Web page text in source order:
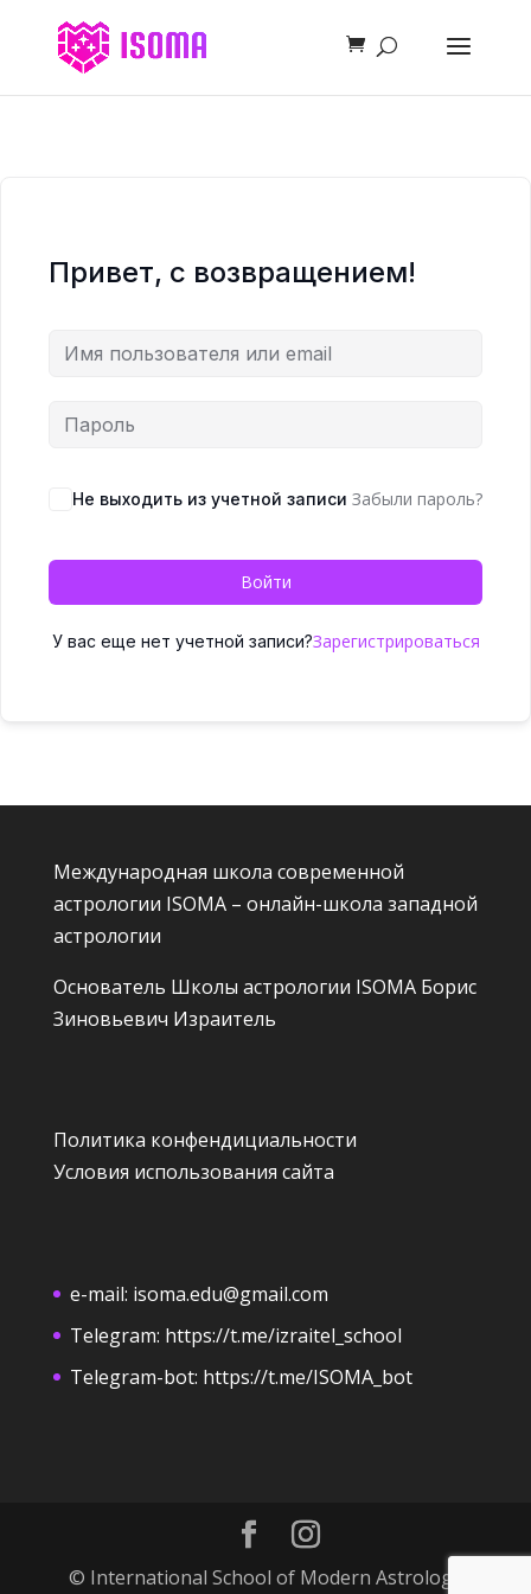
Привет, с возвращением!
Не выходить из учетной записи Забыли пароль?
Войти
У вас еще нет учетной записи?Зарегистрироваться
Международная школа современной
астрологии ISOMA – онлайн-школа западной
астрологии
Основатель Школы астрологии ISOMA Борис
Зиновьевич Израитель
Политика конфендициальности
Условия использования сайта
e-mail: isoma.edu@gmail.com
Telegram: https://t.me/izraitel_school
Telegram-bot: https://t.me/ISOMA_bot
© International School of Modern Astrology